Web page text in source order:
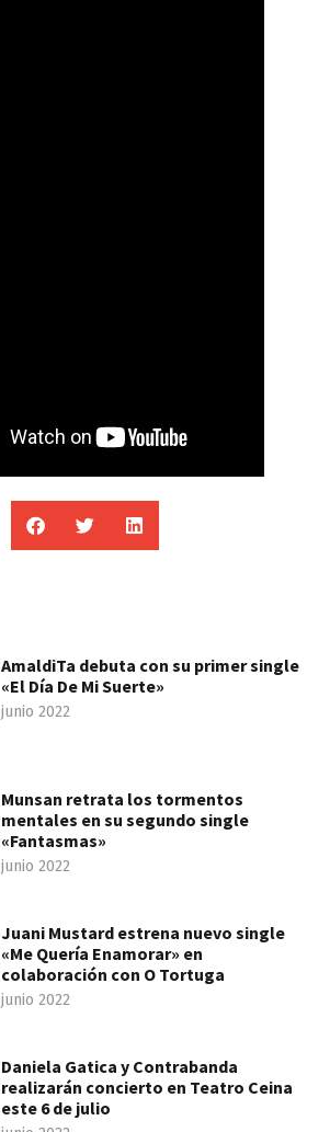
AmaldiTa debuta con su primer single
«El Día De Mi Suerte»
junio 2022
Munsan retrata los tormentos
mentales en su segundo single
«Fantasmas»
junio 2022
Juani Mustard estrena nuevo single
«Me Quería Enamorar» en
colaboración con O Tortuga
junio 2022
Daniela Gatica y Contrabanda
realizarán concierto en Teatro Ceina
este 6 de julio